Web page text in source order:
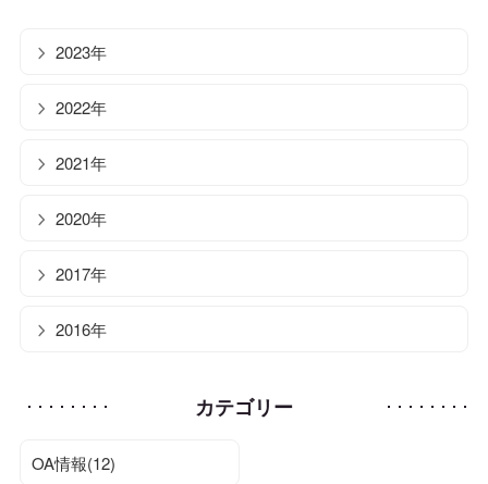
2023年
2022年
2021年
2020年
2017年
2016年
カテゴリー
OA情報(12)